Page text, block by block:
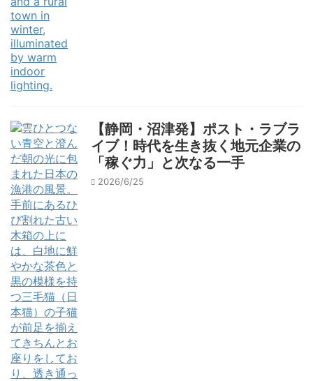
【静岡・沼津発】ポスト・ラブラ
イブ！時代を生き抜く地元企業の
「稼ぐ力」と次なる一手
2026/6/25